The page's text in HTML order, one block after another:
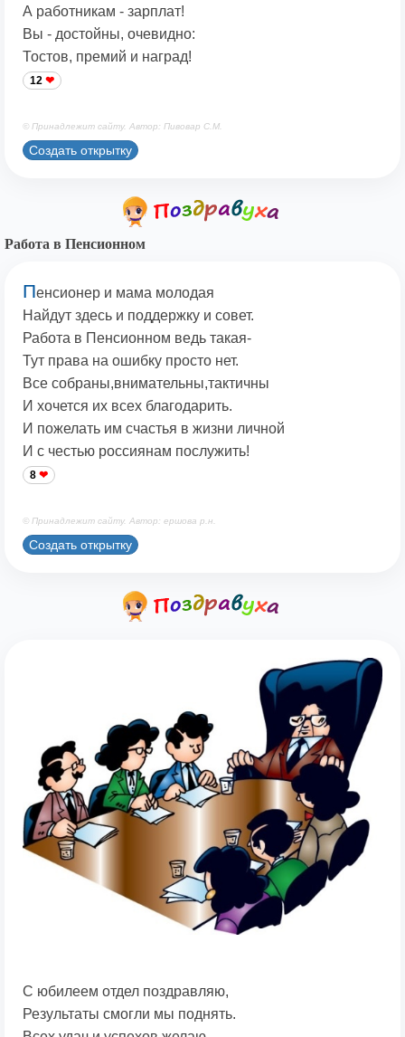
А работникам - зарплат!
Вы - достойны, очевидно:
Тостов, премий и наград!
12
© Принадлежит сайту. Автор: Пивовар С.М.
Создать открытку
Работа в Пенсионном
Пенсионер и мама молодая
Найдут здесь и поддержку и совет.
Работа в Пенсионном ведь такая-
Тут права на ошибку просто нет.
Все собраны,внимательны,тактичны
И хочется их всех благодарить.
И пожелать им счастья в жизни личной
И с честью россиянам послужить!
8
© Принадлежит сайту. Автор: ершова р.н.
Создать открытку
С юбилеем отдел поздравляю,
Результаты смогли мы поднять.